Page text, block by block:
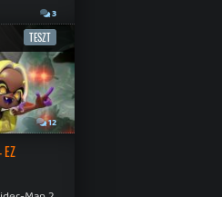
3
TESZT
12
EZ